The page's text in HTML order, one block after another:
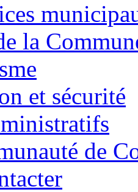
la
et sécurité
de